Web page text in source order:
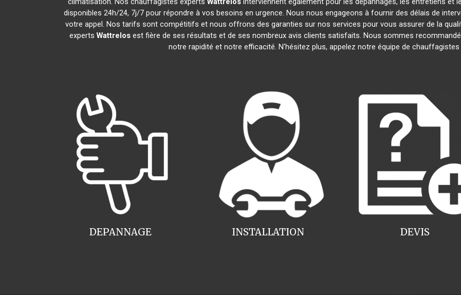
disponibles 24h/24, 7j/7 pour répondre à vos besoins en urgence. Nous nous engageons à fournir des délais de
votre appel. Nos tarifs sont compétitifs et nous offrons des garanties sur nos services pour vous assurer de la
experts Wattrelos est fière de ses résultats et de ses nombreux avis clients satisfaits. Nous sommes
notre rapidité et notre efficacité. N'hésitez plus, appelez notre équipe de chauffagistes
INSTALLATION
DEPANNAGE DEVIS